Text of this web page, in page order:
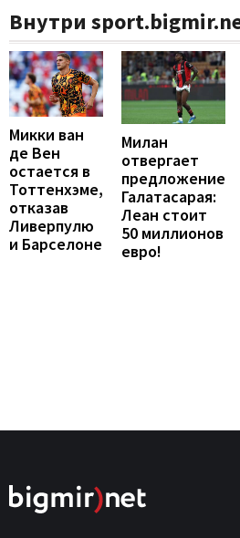
Внутри
Микки ван
де Вен
остается в
Тоттенхэме,
отказав
Ливерпулю
и Барселоне
Милан
отвергает
предложение
Галатасарая:
Леан стоит
50 миллионов
евро!